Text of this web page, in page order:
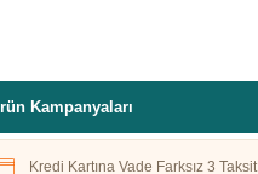
Kampanyaları
Kredi Kartına Vade Farksız 3 Taksit